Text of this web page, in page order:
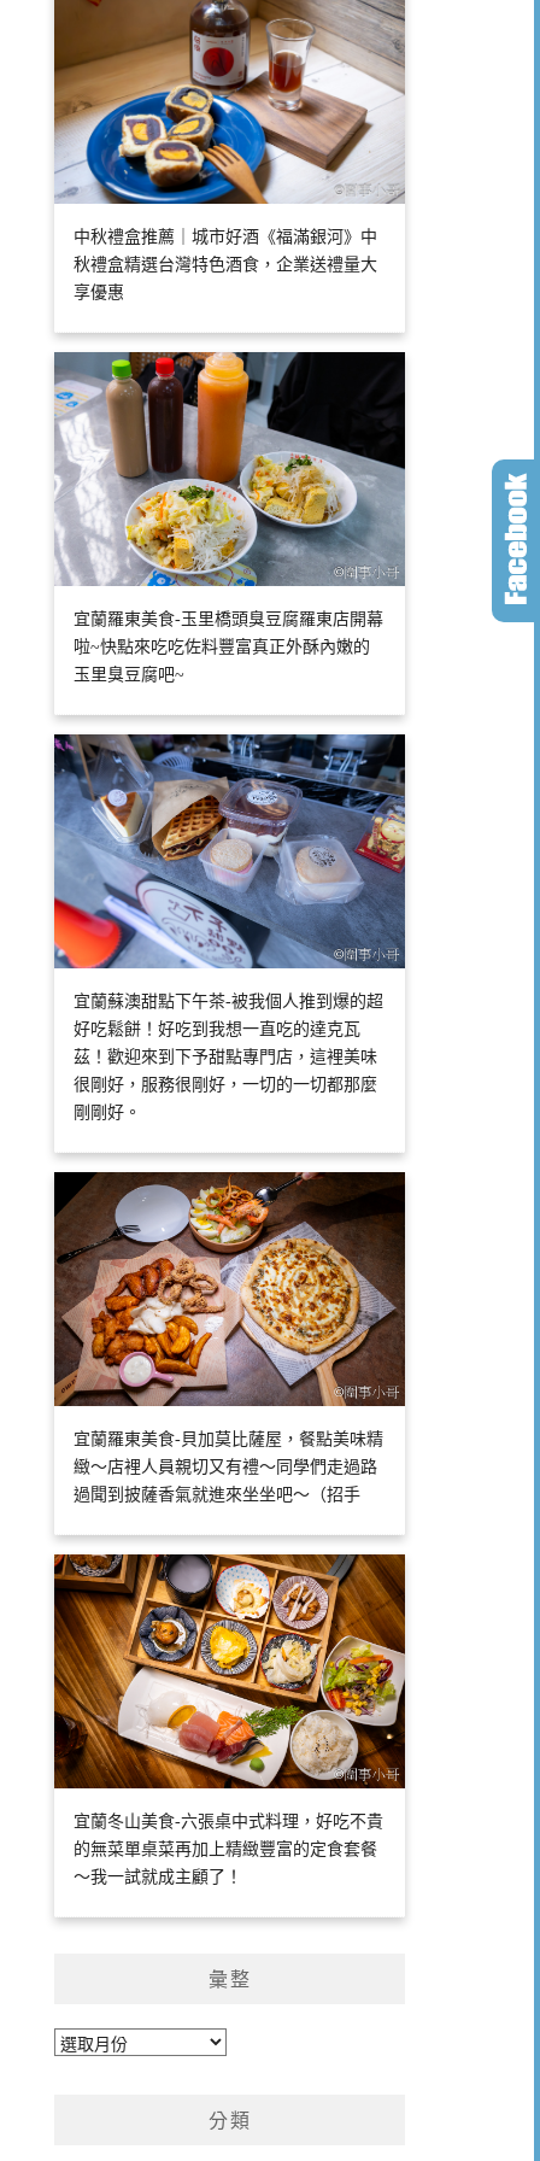
中秋禮盒推薦｜城市好酒《福滿銀河》中
秋禮盒精選台灣特色酒食，企業送禮量大
享優惠
宜蘭羅東美食-玉里橋頭臭豆腐羅東店開幕
啦~快點來吃吃佐料豐富真正外酥內嫩的
玉里臭豆腐吧~
宜蘭蘇澳甜點下午茶-被我個人推到爆的超
好吃鬆餅！好吃到我想一直吃的達克瓦
茲！歡迎來到下予甜點專門店，這裡美味
很剛好，服務很剛好，一切的一切都那麼
剛剛好。
宜蘭羅東美食-貝加莫比薩屋，餐點美味精
緻～店裡人員親切又有禮～同學們走過路
過聞到披薩香氣就進來坐坐吧～（招手
宜蘭冬山美食-六張桌中式料理，好吃不貴
的無菜單桌菜再加上精緻豐富的定食套餐
～我一試就成主顧了！
彙整
彙
分類